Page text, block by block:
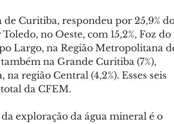
Curitiba, respondeu por 25,9%
no Oeste, com 15,2%, Foz do
Largo, na Região Metropolitana
na Grande Curitiba (7%),
região Central (4,2%). Esses seis
da CFEM.
exploração da água mineral é o